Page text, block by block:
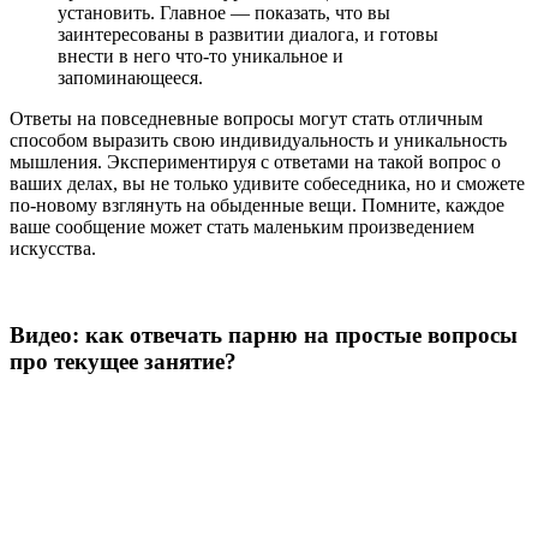
установить. Главное — показать, что вы
заинтересованы в развитии диалога, и готовы
внести в него что-то уникальное и
запоминающееся.
Ответы на повседневные вопросы могут стать отличным
способом выразить свою индивидуальность и уникальность
мышления. Экспериментируя с ответами на такой вопрос о
ваших делах, вы не только удивите собеседника, но и сможете
по-новому взглянуть на обыденные вещи. Помните, каждое
ваше сообщение может стать маленьким произведением
искусства.
Видео: как отвечать парню на простые вопросы
про текущее занятие?